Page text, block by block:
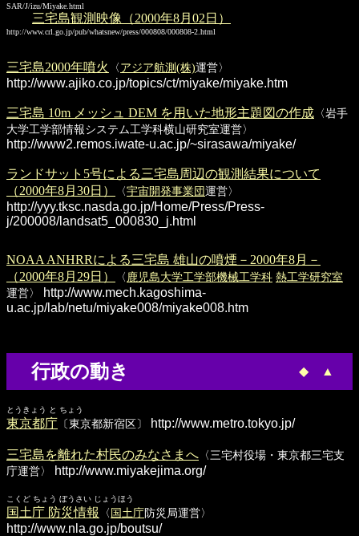
SAR/J/izu/Miyake.html
三宅島観測映像（2000年8月02日）
http://www.crl.go.jp/pub/whatsnew/press/000808/000808-2.html
三宅島2000年噴火 〈アジア航測(株)運営〉
http://www.ajiko.co.jp/topics/ct/miyake/miyake.htm
三宅島 10m メッシュ DEM を用いた地形主題図の作成 〈岩手
大学工学部情報システム工学科横山研究室運営〉
http://www2.remos.iwate-u.ac.jp/~sirasawa/miyake/
ランドサット5号による三宅島周辺の観測結果について
（2000年8月30日）
〈宇宙開発事業団運営〉
http://yyy.tksc.nasda.go.jp/Home/Press/Press-
j/200008/landsat5_000830_j.html
NOAA ANHRRによる三宅島 雄山の噴煙－2000年8月－
（2000年8月29日）
〈 鹿児島大学工学部機械工学科 熱工学研究室
運営〉
http://www.mech.kagoshima-
u.ac.jp/lab/netu/miyake008/miyake008.htm
行政の動き ◆ ▲
とうきょう と ちょう
東京都庁 〔東京都新宿区〕 http://www.metro.tokyo.jp/
三宅島を離れた村民のみなさまへ 〈三宅村役場・東京都三宅支
庁運営〉
http://www.miyakejima.org/
こくど ちょう ぼうさい じょうほう
国土庁 防災情報 〈国土庁防災局運営〉
http://www.nla.go.jp/boutsu/